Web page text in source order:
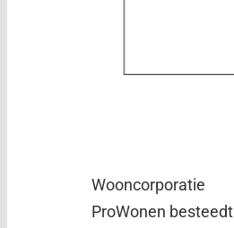
Wooncorporatie
ProWonen besteedt